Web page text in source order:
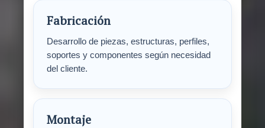
Fabricación
Desarrollo de piezas, estructuras, perfiles,
soportes y componentes según necesidad
del cliente.
Montaje